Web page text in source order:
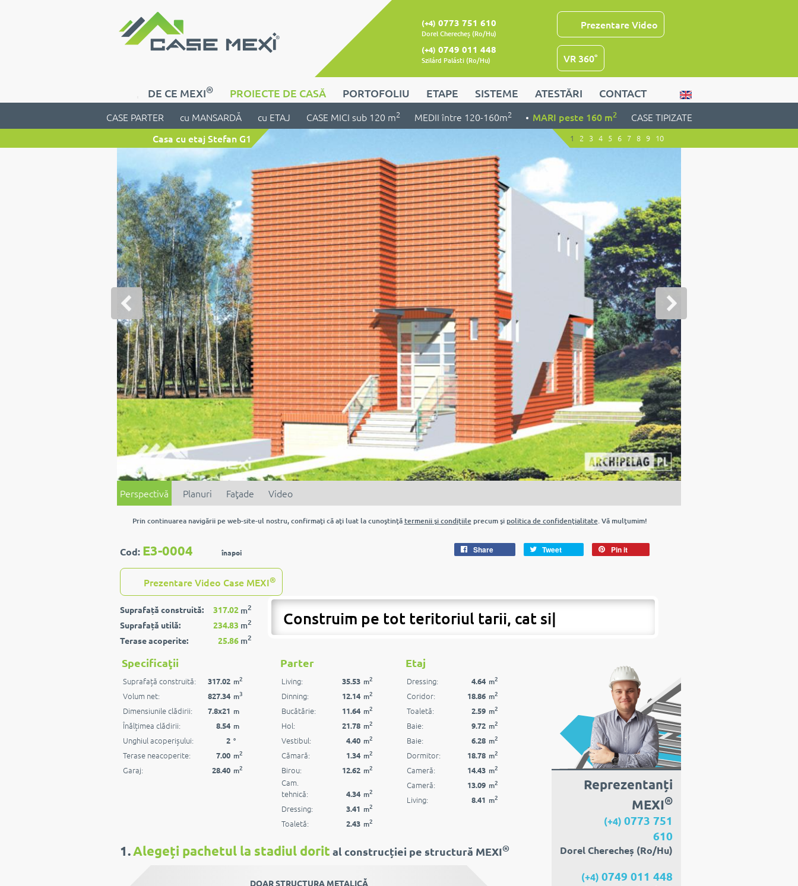
(+4) 0773 751 610
Dorel Cherecheș (Ro/Hu)
(+4) 0749 011 448
Szilárd Palásti (Ro/Hu)
Prezentare Video
VR 360°
DE CE MEXI® PROIECTE DE CASĂ PORTOFOLIU ETAPE SISTEME ATESTĂRI CONTACT
CASE PARTER cu MANSARDĂ cu ETAJ CASE MICI sub 120 m2 MEDII între 120-160m2 MARI peste 160 m2
CASE TIPIZATE
Casa cu etaj Stefan G1
1 2 3 4 5 6 7 8 9 10
Perspectivă Planuri Faţade Video
Prin continuarea navigării pe web-site-ul nostru, confirmaţi că aţi luat la cunoştinţătermenii şi condiţiileprecum şi politica de confidenţialitate. Vă mulţumim!
Cod: E3-0004 înapoi Share Tweet Pin it
Prezentare Video Case MEXI®
Suprafață construită: 317.02 m2
Suprafață utilă: 234.83 m2
Terase acoperite: 25.86 m2
Construim pe tot teritoriul tarii, cat si peste ho
Specificaţii
Suprafață construită: 317.02 m2
Volum net: 827.34 m3
Dimensiunile clădirii: 7.8x21 m
Înălțimea clădirii: 8.54 m
Unghiul acoperișului: 2 °
Terase neacoperite: 7.00 m2
Garaj: 28.40 m2
Parter
Living: 35.53 m2
Dinning: 12.14 m2
Bucătărie: 11.64 m2
Hol: 21.78 m2
Vestibul: 4.40 m2
Cămară: 1.34 m2
Birou: 12.62 m2
Cam.
tehnică:
4.34 m2
Dressing: 3.41 m2
Toaletă: 2.43 m2
Etaj
Dressing: 4.64 m2
Coridor: 18.86 m2
Toaletă: 2.59 m2
Baie: 9.72 m2
Baie: 6.28 m2
Dormitor: 18.78 m2
Cameră: 14.43 m2
Cameră: 13.09 m2
Living: 8.41 m2
1.Alegeți pachetul la stadiul dorit al construcției pe structură MEXI®
DOAR STRUCTURA METALICĂ
Reprezentanți
MEXI®
(+4) 0773 751
610
Dorel Cherecheș (Ro/Hu)
(+4) 0749 011 448